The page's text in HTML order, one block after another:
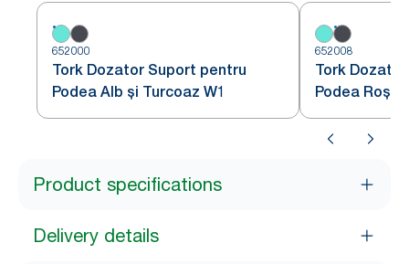
652000
Tork Dozator Suport pentru
Podea Alb și Turcoaz W1
652008
Tork
Podea Roșu
Product specifications
Delivery details